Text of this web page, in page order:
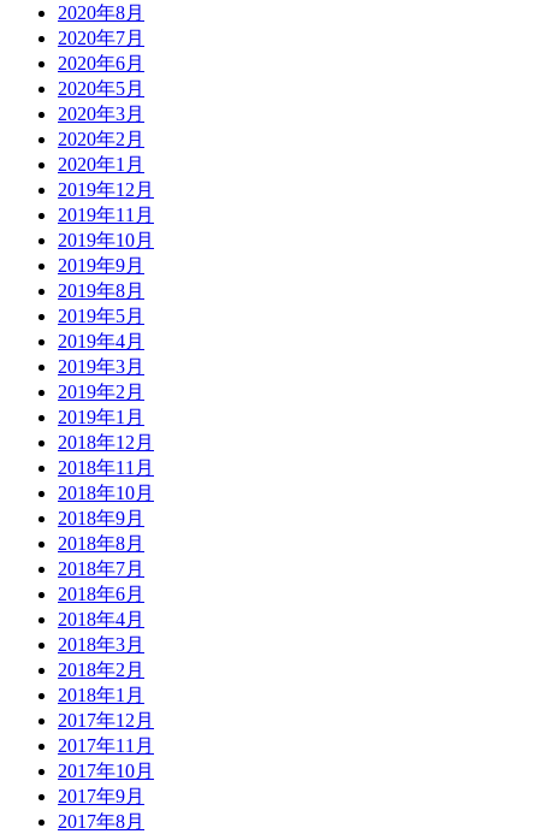
2020年8月
2020年7月
2020年6月
2020年5月
2020年3月
2020年2月
2020年1月
2019年12月
2019年11月
2019年10月
2019年9月
2019年8月
2019年5月
2019年4月
2019年3月
2019年2月
2019年1月
2018年12月
2018年11月
2018年10月
2018年9月
2018年8月
2018年7月
2018年6月
2018年4月
2018年3月
2018年2月
2018年1月
2017年12月
2017年11月
2017年10月
2017年9月
2017年8月